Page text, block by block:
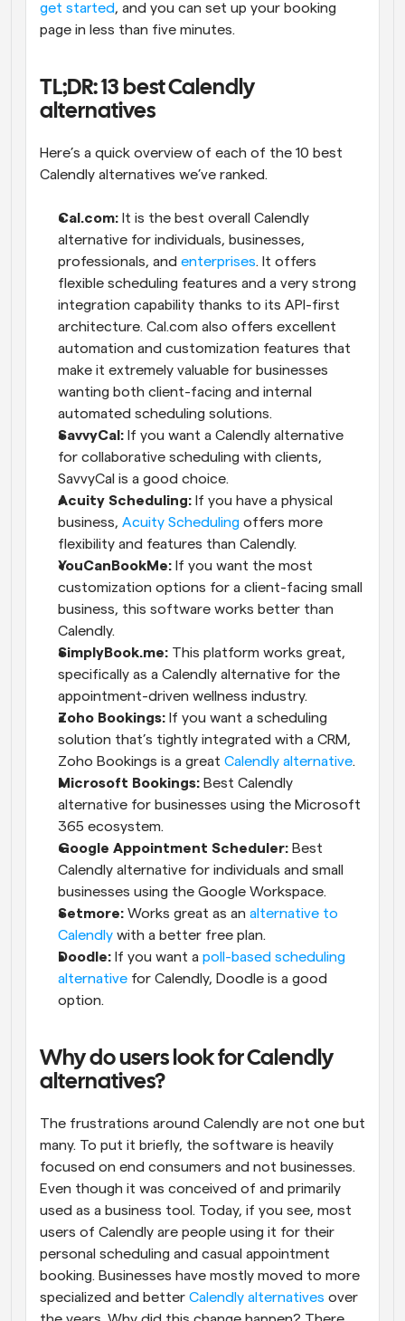
get started, and you can set up your booking
page in less than five minutes.
TL;DR: 13 best Calendly
alternatives
Here’s a quick overview of each of the 10 best
Calendly alternatives we’ve ranked.
Cal.com: It is the best overall Calendly
alternative for individuals, businesses,
professionals, and enterprises. It offers
flexible scheduling features and a very strong
integration capability thanks to its API-first
architecture. Cal.com also offers excellent
automation and customization features that
make it extremely valuable for businesses
wanting both client-facing and internal
automated scheduling solutions.
SavvyCal: If you want a Calendly alternative
for collaborative scheduling with clients,
SavvyCal is a good choice.
Acuity Scheduling: If you have a physical
business, Acuity Scheduling offers more
flexibility and features than Calendly.
YouCanBookMe: If you want the most
customization options for a client-facing small
business, this software works better than
Calendly.
SimplyBook.me: This platform works great,
specifically as a Calendly alternative for the
appointment-driven wellness industry.
Zoho Bookings: If you want a scheduling
solution that’s tightly integrated with a CRM,
Zoho Bookings is a great Calendly alternative.
Microsoft Bookings: Best Calendly
alternative for businesses using the Microsoft
365 ecosystem.
Google Appointment Scheduler: Best
Calendly alternative for individuals and small
businesses using the Google Workspace.
Setmore: Works great as an alternative to
Calendly with a better free plan.
Doodle: If you want a poll-based scheduling
alternative for Calendly, Doodle is a good
option.
Why do users look for Calendly
alternatives?
The frustrations around Calendly are not one but
many. To put it briefly, the software is heavily
focused on end consumers and not businesses.
Even though it was conceived of and primarily
used as a business tool. Today, if you see, most
users of Calendly are people using it for their
personal scheduling and casual appointment
booking. Businesses have mostly moved to more
specialized and better Calendly alternatives over